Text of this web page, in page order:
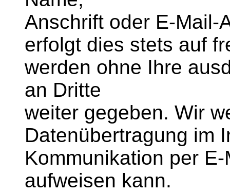
Anschrift oder E-Mail-
erfolgt dies stets auf
werden ohne Ihre
an Dritte
weiter gegeben. Wir
Datenübertragung im
Kommunikation per
aufweisen kann.